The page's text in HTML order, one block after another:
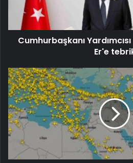
Cumhurbaşkanı
Er'e